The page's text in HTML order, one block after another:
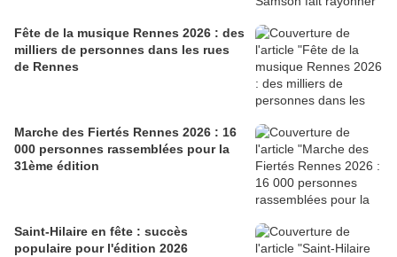
Fête de la musique Rennes 2026 : des
milliers de personnes dans les rues
de Rennes
Marche des Fiertés Rennes 2026 : 16
000 personnes rassemblées pour la
31ème édition
Saint-Hilaire en fête : succès
populaire pour l'édition 2026